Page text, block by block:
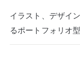
イラスト、デザイ
るポートフォリオ